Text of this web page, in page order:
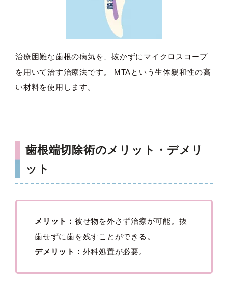
治療困難な歯根の病気を、抜かずにマイクロスコープ
を用いて治す治療法です。 MTAという生体親和性の高
い材料を使用します。
歯根端切除術のメリット・デメリ
ット
メリット： 被せ物を外さず治療が可能。抜
歯せずに歯を残すことができる。
デメリット： 外科処置が必要。